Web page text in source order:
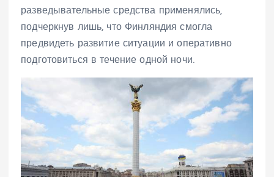
разведывательные средства применялись,
подчеркнув лишь, что Финляндия смогла
предвидеть развитие ситуации и оперативно
подготовиться в течение одной ночи.